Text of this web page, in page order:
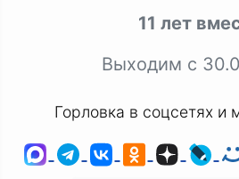
11 лет
Выходим с
Горловка в соцсетях и
MAXTelegram
ВКонтактеДзен